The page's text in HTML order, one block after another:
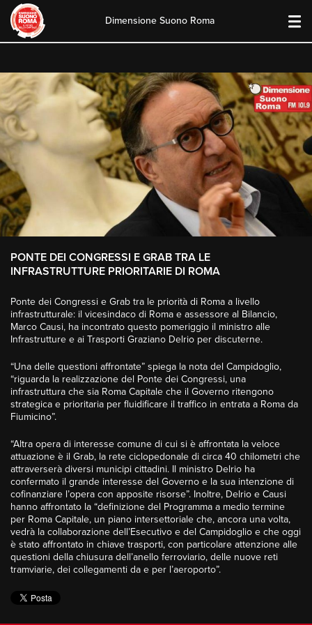
content
Dimensione Suono Roma
PONTE DEI CONGRESSI E GRAB TRA LE
INFRASTRUTTURE PRIORITARIE DI ROMA
Ponte dei Congressi e Grab tra le priorità di Roma a livello
infrastrutturale: il vicesindaco di Roma e assessore al Bilancio,
Marco Causi, ha incontrato questo pomeriggio il ministro alle
Infrastrutture e ai Trasporti Graziano Delrio per discuterne.
“Una delle questioni affrontate” spiega la nota del Campidoglio,
“riguarda la realizzazione del Ponte dei Congressi, una
infrastruttura che sia Roma Capitale che il Governo ritengono
strategica e prioritaria per fluidificare il traffico in entrata a Roma da
Fiumicino”.
“Altra opera di interesse comune di cui si è affrontata la veloce
attuazione è il Grab, la rete ciclopedonale di circa 40 chilometri che
attraverserà diversi municipi cittadini. Il ministro Delrio ha
confermato il grande interesse del Governo e la sua intenzione di
cofinanziare l’opera con apposite risorse”. Inoltre, Delrio e Causi
hanno affrontato la “definizione del Programma a medio termine
per Roma Capitale, un piano intersettoriale che, ancora una volta,
vedrà la collaborazione dell’Esecutivo e del Campidoglio e che oggi
è stato affrontato in chiave trasporti, con particolare attenzione alle
questioni della chiusura dell’anello ferroviario, delle nuove reti
tramviarie, dei collegamenti da e per l’aeroporto”.